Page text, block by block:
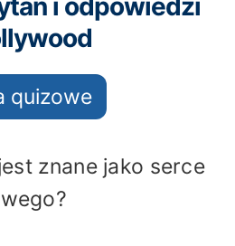
quizowe
znane jako serce